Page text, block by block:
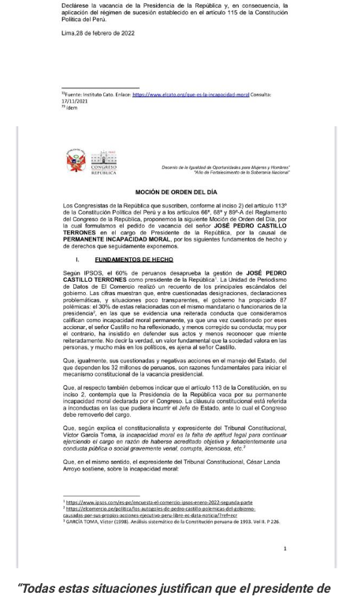
“Todas estas situaciones justifican que el presidente de